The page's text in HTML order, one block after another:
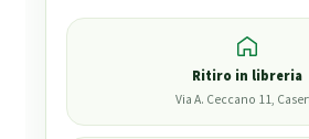
Ritiro in libreria
Via A. Ceccano 11,